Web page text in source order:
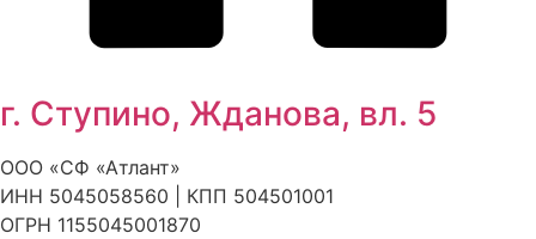
г. Ступино, Жданова, вл. 5
ООО «СФ «Атлант»
ИНН 5045058560 | КПП 504501001
ОГРН 1155045001870